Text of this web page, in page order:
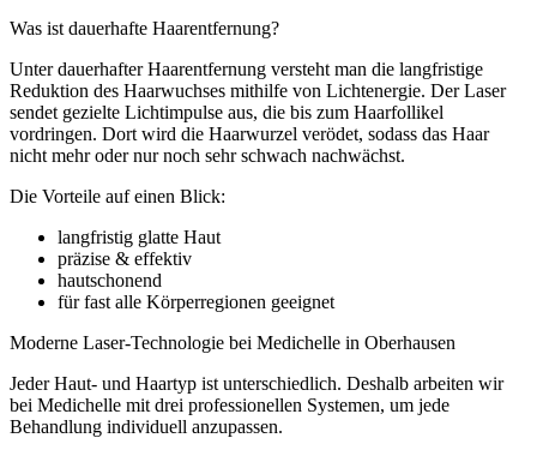
Was ist dauerhafte Haarentfernung?
Unter dauerhafter Haarentfernung versteht man die langfristige
Reduktion des Haarwuchses mithilfe von Lichtenergie. Der Laser
sendet gezielte Lichtimpulse aus, die bis zum Haarfollikel
vordringen. Dort wird die Haarwurzel verödet, sodass das Haar
nicht mehr oder nur noch sehr schwach nachwächst.
Die Vorteile auf einen Blick:
langfristig glatte Haut
präzise & effektiv
hautschonend
für fast alle Körperregionen geeignet
Moderne Laser-Technologie bei Medichelle in Oberhausen
Jeder Haut- und Haartyp ist unterschiedlich. Deshalb arbeiten wir
bei Medichelle mit drei professionellen Systemen, um jede
Behandlung individuell anzupassen.